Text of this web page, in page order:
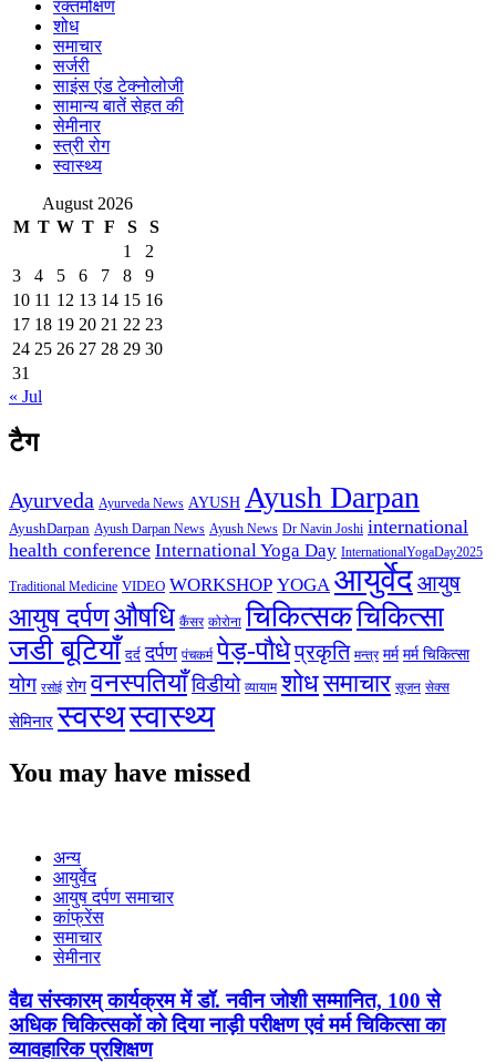
रक्तमोक्षण
शोध
समाचार
सर्जरी
साइंस एंड टेक्नोलोजी
सामान्य बातें सेहत की
सेमीनार
स्त्री रोग
स्वास्थ्य
August 2026
M T W T F S
S
1
2
3
4 5 6 7 8
9
10 11 12 13 14 15 16
17 18 19 20 21 22 23
24 25 26 27 28 29 30
31
« Jul
टैग
Ayurveda Ayurveda News AYUSH Ayush Darpan
AyushDarpan Ayush Darpan News Ayush News Dr Navin Joshi international
health conference International Yoga Day InternationalYogaDay2025
Traditional Medicine VIDEO WORKSHOP YOGA आयुर्वेदआयुष
आयुष दर्पणऔषधि कैंसर कोरोना चिकित्सकचिकित्सा
जडी बूटियाँ दर्द दर्पण पंचकर्म पेड़-पौधेप्रकृति मन्त्र मर्म मर्म चिकित्सा
योग रसोई रोग वनस्पतियाँविडीयो व्यायाम शोधसमाचार सूजन सेक्स
सेमिनार स्वस्थस्वास्थ्य
You may have missed
अन्य
आयुर्वेद
आयुष दर्पण समाचार
कांफ्रेंस
समाचार
सेमीनार
वैद्य संस्कारम् कार्यक्रम में डॉ. नवीन जोशी सम्मानित, 100 से
अधिक चिकित्सकों को दिया नाड़ी परीक्षण एवं मर्म चिकित्सा का
व्यावहारिक प्रशिक्षण